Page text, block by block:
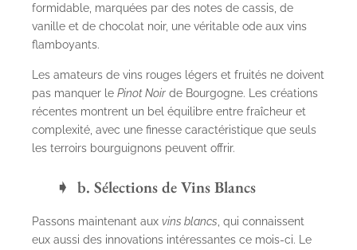
formidable, marquées par des notes de cassis, de
vanille et de chocolat noir, une véritable ode aux vins
flamboyants.
Les amateurs de vins rouges légers et fruités ne doivent
pas manquer le Pinot Noir de Bourgogne. Les créations
récentes montrent un bel équilibre entre fraîcheur et
complexité, avec une finesse caractéristique que seuls
les terroirs bourguignons peuvent offrir.
b. Sélections de Vins Blancs
Passons maintenant aux vins blancs , qui connaissent
eux aussi des innovations intéressantes ce mois-ci. Le